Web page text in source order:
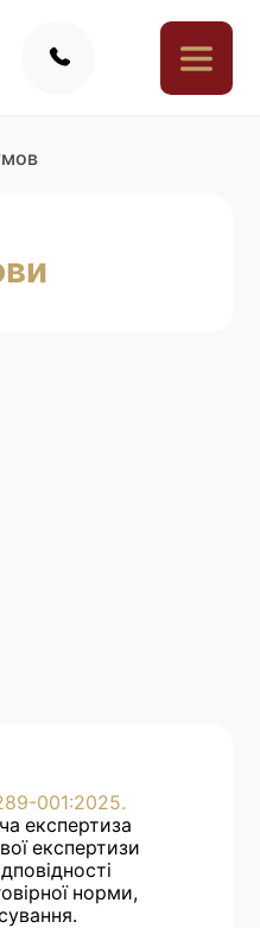
001:2025.
експертиза
експертизи
норми,